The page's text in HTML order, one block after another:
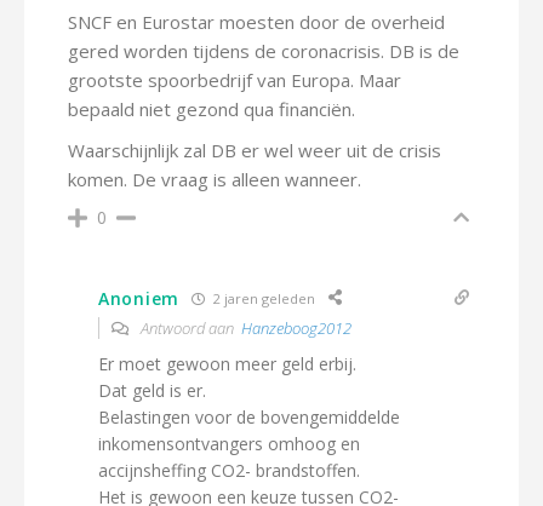
SNCF en Eurostar moesten door de overheid
gered worden tijdens de coronacrisis. DB is de
grootste spoorbedrijf van Europa. Maar
bepaald niet gezond qua financiën.
Waarschijnlijk zal DB er wel weer uit de crisis
komen. De vraag is alleen wanneer.
0
Anoniem 2 jaren geleden
Antwoord aan Hanzeboog2012
Er moet gewoon meer geld erbij.
Dat geld is er.
Belastingen voor de bovengemiddelde
inkomensontvangers omhoog en
accijnsheffing CO2- brandstoffen.
Het is gewoon een keuze tussen CO2-